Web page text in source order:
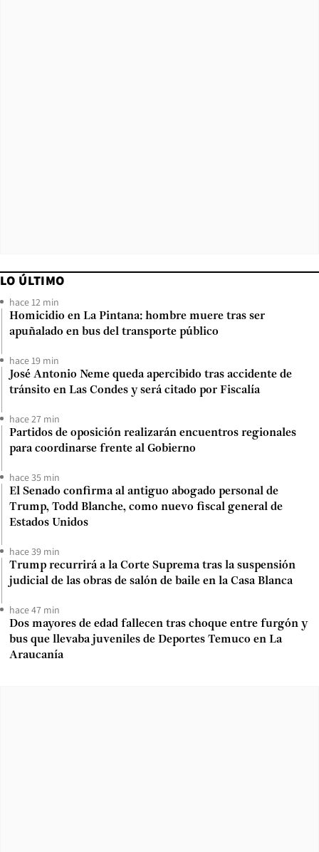
LO ÚLTIMO
hace 12 min
Homicidio en La Pintana: hombre muere tras ser
apuñalado en bus del transporte público
hace 19 min
José Antonio Neme queda apercibido tras accidente de
tránsito en Las Condes y será citado por Fiscalía
hace 27 min
Partidos de oposición realizarán encuentros regionales
para coordinarse frente al Gobierno
hace 35 min
El Senado confirma al antiguo abogado personal de
Trump, Todd Blanche, como nuevo fiscal general de
Estados Unidos
hace 39 min
Trump recurrirá a la Corte Suprema tras la suspensión
judicial de las obras de salón de baile en la Casa Blanca
hace 47 min
Dos mayores de edad fallecen tras choque entre furgón y
bus que llevaba juveniles de Deportes Temuco en La
Araucanía